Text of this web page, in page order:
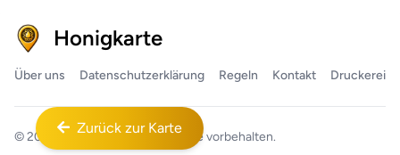
Zurück zur Karte
Honigkarte
Über uns Datenschutzerklärung Regeln Kontakt Druckerei
© 2026 Honigkarte™ Alle Rechte vorbehalten.